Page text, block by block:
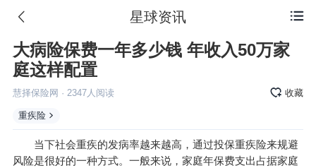
 星球资讯
大病险保费一年多少钱 年收入50万家
庭这样配置
慧择保险网 · 2347人阅读 收藏
重疾险
当下社会重疾的发病率越来越高，通过投保重疾险来规避
风险是很好的一种方式。一般来说，家庭年保费支出占据家庭